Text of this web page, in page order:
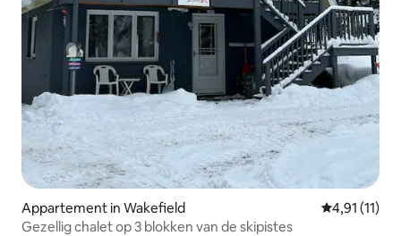
Appartement in Wakefield Gemiddelde
4,91 (11)
Gezellig chalet op 3 blokken van de skipistes